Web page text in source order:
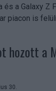
és a Galaxy Z
piacon is
hozott a
30.